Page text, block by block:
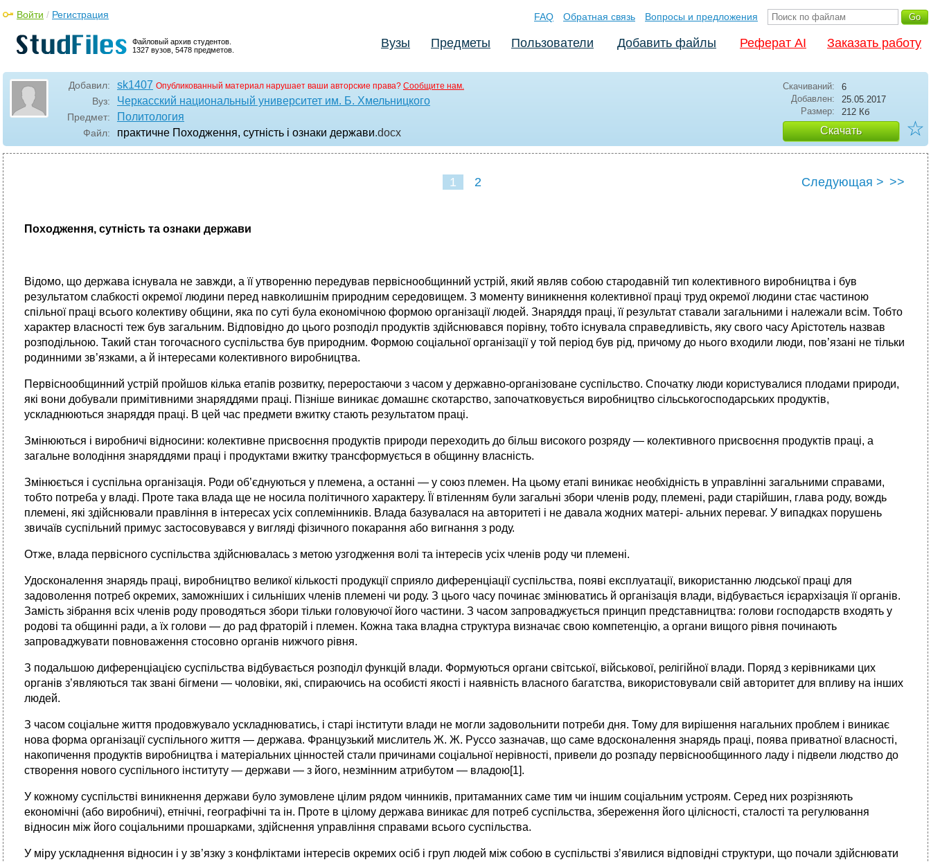
Файловый архив студентов.
1327 вузов, 5478 предметов.
Войти / Регистрация FAQ Обратная связь Вопросы и предложения
Вузы Предметы Пользователи Добавить файлы Реферат AI Заказать работу
Добавил: sk1407 Опубликованный материал нарушает ваши авторские права? Сообщите нам.
Вуз: Черкасский национальный университет им. Б. Хмельницкого
Предмет: Политология
Файл: практичне Походження, сутність і ознаки держави.docx
Скачиваний:
6
Добавлен:
25.05.2017
Размер:
212 Кб
Скачать ☆
1 2 Следующая > >>
Походження, сутність та ознаки держави
Відомо, що держава існувала не завжди, а її утворенню передував первіснообщинний устрій, який являв собою стародавній тип колективного виробництва і був
результатом слабкості окремої людини перед навколишнім природним середовищем. З моменту виникнення колективної праці труд окремої людини стає частиною
спільної праці всього колективу общини, яка по суті була економічною формою організації людей. Знаряддя праці, її результат ставали загальними і належали всім. Тобто
характер власності теж був загаль­ним. Відповідно до цього розподіл продуктів здійснювався порів­ну, тобто існувала справедливість, яку свого часу Арістотель на­звав
розподільною. Такий стан тогочасного суспільства був природ­ним. Формою соціальної організації у той період був рід, причому до нього входили люди, пов’язані не тільки
родинними зв’язками, а й інтересами колективного виробництва.
Первіснообщинний устрій пройшов кілька етапів розвитку, переростаючи з часом у державно-організоване суспільство. Спочатку люди користувалися плодами природи,
які вони добували примітивними знаряддями праці. Пізніше виникає домашнє скотарство, започатковується виробництво сільськогосподарських продуктів,
ускладнюються знаряддя праці. В цей час предмети вжитку стають результатом праці.
Змінюються і виробничі відносини: колективне присвоєння продуктів природи переходить до більш високого розряду — колективного присвоєння продуктів праці, а
загальне володіння знаряддями праці і продуктами вжитку трансформується в общинну власність.
Змінюється і суспільна організація. Роди об’єднуються у племена, а останні — у союз племен. На цьому етапі виникає необхідність в управлінні загальними справами,
тобто потреба у владі. Проте така влада ще не носила політичного характеру. Її втіленням були загальні збори членів роду, племені, ради старійшин, глава роду, вождь
племені, які здійснювали правління в інтересах усіх соплемін­ників. Влада базувалася на авторитеті і не давала жодних матері- альних переваг. У випадках порушень
звичаїв суспільний примус застосовувався у вигляді фізичного покарання або вигнання з роду.
Отже, влада первісного суспільства здійснювалась з метою узгодження волі та інтересів усіх членів роду чи племені.
Удосконалення знарядь праці, виробництво великої кількості продукції сприяло диференціації суспільства, появі експлуатації, використанню людської праці для
задоволення потреб окремих, заможніших і сильніших членів племені чи роду. З цього часу починає змінюватись й організація влади, відбувається ієрархізація її органів.
Замість зібрання всіх членів роду проводяться збори тільки головуючої його частини. З часом запроваджується принцип представництва: голови господарств входять у
родові та общинні ради, а їх голови — до рад фраторій і племен. Кожна така владна структура визначає свою компетенцію, а органи вищого рівня починають
запроваджувати повноваження стосовно органів нижчого рівня.
З подальшою диференціацією суспільства відбувається розподіл функцій влади. Формуються органи світської, військової, релігійної влади. Поряд з керівниками цих
органів з’являються так звані бігмени — чоловіки, які, спираючись на особисті якості і наявність власного багатства, використовували свій авторитет для впливу на інших
людей.
З часом соціальне життя продовжувало ускладнюватись, і старі інститути влади не могли задовольнити потреби дня. Тому для вирішення нагальних проблем і виникає
нова форма організації суспільного життя — держава. Французький мислитель Ж. Ж. Руссо зазначав, що саме вдосконалення знарядь праці, поява приватної власності,
накопичення продуктів виробництва і матеріальних цінностей стали причинами соціальної нерівності, привели до розпаду первіснообщинного ладу і підвели людство до
створення нового суспільного інституту — держави — з його, незмінним атрибутом — владою[1].
У кожному суспільстві виникнення держави було зумовлене цілим рядом чинників, притаманних саме тим чи іншим соціальним устроям. Серед них розрізняють
економічні (або виробничі), етнічні, географічні та ін. Проте в цілому держава виникає для потреб суспільства, збереження його цілісності, сталості та регулювання
відносин між його соціальними прошарками, здійснення управління справами всього суспільства.
У міру ускладнення відносин і у зв’язку з конфліктами інтересів окремих осіб і груп людей між собою в суспільстві з’явилися відповідні структури, що почали здійснювати